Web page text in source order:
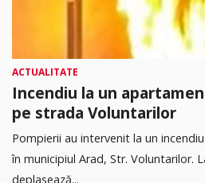
ACTUALITATE
Incendiu la un
pe strada Voluntarilor
Pompierii au intervenit la un
în municipiul Arad, Str. Voluntarilor.
deplasează...